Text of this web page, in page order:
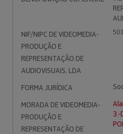
NIF/NIPC DE VIDEOMEDIA-
PRODUÇÃO E
REPRESENTAÇÃO DE
AUDIOVISUAIS, LDA
FORMA JURÍDICA
MORADA DE VIDEOMEDIA-
PRODUÇÃO E
REPRESENTAÇÃO DE
3.-